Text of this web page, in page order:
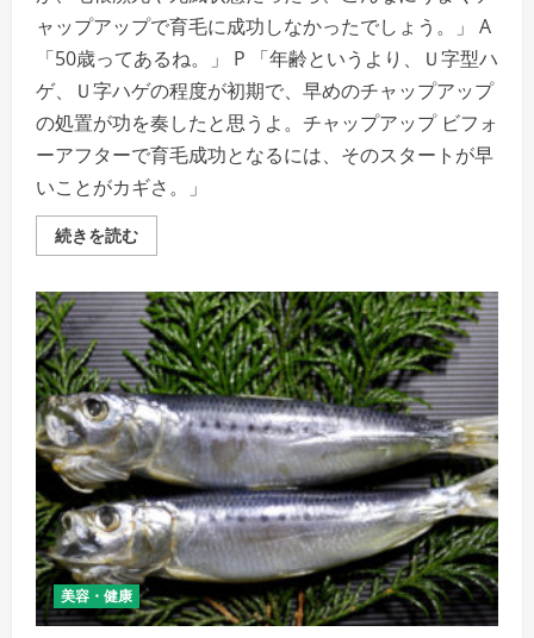
ャップアップで育毛に成功しなかったでしょう。」 A
「50歳ってあるね。」 P 「年齢というより、Ｕ字型ハ
ゲ、Ｕ字ハゲの程度が初期で、早めのチャップアップ
の処置が功を奏したと思うよ。チャップアップ ビフォ
ーアフターで育毛成功となるには、そのスタートが早
いことがカギさ。」
続きを読む育
毛
ャ
ッ
プ
ア
ッ
プ
ビ
フ
ォ
ー
ア
フ
タ
ー
３
ヶ
月・
チ
ャ
ッ
美容・健康